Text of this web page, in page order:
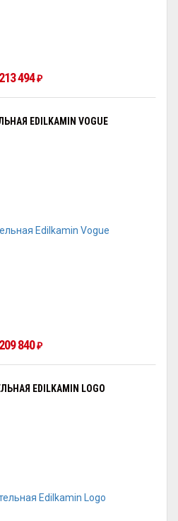
213 494₽
EDILKAMIN VOGUE
209 840₽
EDILKAMIN LOGO